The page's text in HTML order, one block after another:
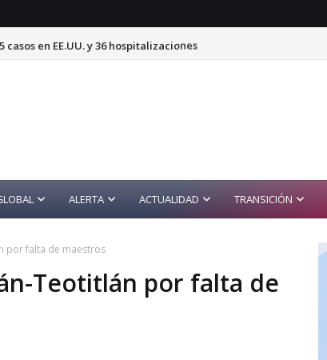
en EE.UU. y 36 hospitalizaciones
ALERTA ACTUALIDAD TRANSICIÓN
por falta de maestros
Teotitlán por falta de